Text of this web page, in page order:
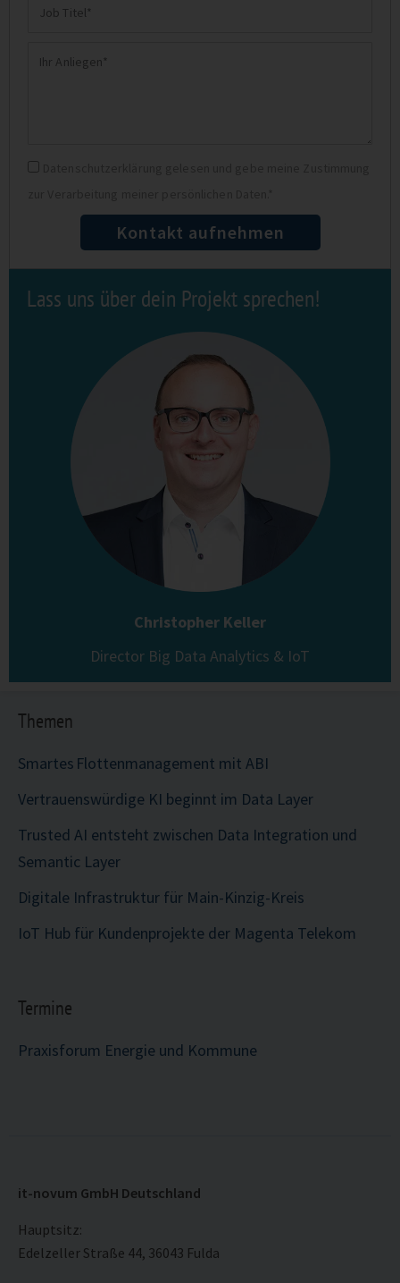
Mail
Datenschutz
Kontakt aufnehmen
Lass uns über dein Projekt sprechen!
Christopher Keller
Director Big Data Analytics & IoT
Themen
Smartes Flottenmanagement mit ABI
Vertrauenswürdige KI beginnt im Data Layer
Trusted AI entsteht zwischen Data Integration und
Semantic Layer
Digitale Infrastruktur für Main-Kinzig-Kreis
IoT Hub für Kundenprojekte der Magenta Telekom
Termine
Praxisforum Energie und Kommune
it-novum GmbH Deutschland
Hauptsitz:
Edelzeller Straße 44, 36043 Fulda